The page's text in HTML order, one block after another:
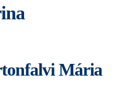
Mária